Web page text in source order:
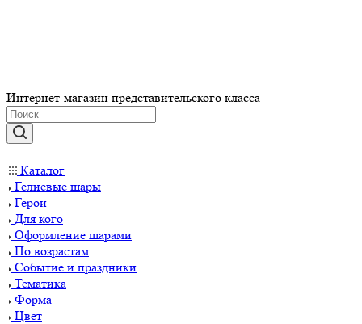
Интернет-магазин представительского класса
Каталог
Гелиевые шары
Герои
Для кого
Оформление шарами
По возрастам
Событие и праздники
Тематика
Форма
Цвет